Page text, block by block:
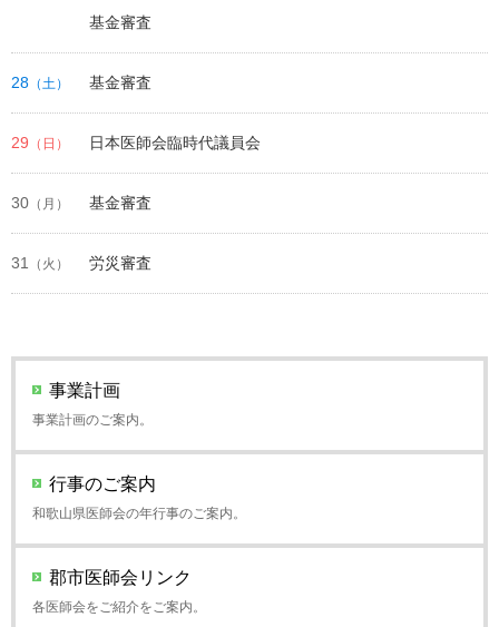
基金審査
28 （土） 基金審査
29 （日） 日本医師会臨時代議員会
30 （月） 基金審査
31 （火） 労災審査
事業計画
事業計画のご案内。
行事のご案内
和歌山県医師会の年行事のご案内。
郡市医師会リンク
各医師会をご紹介をご案内。